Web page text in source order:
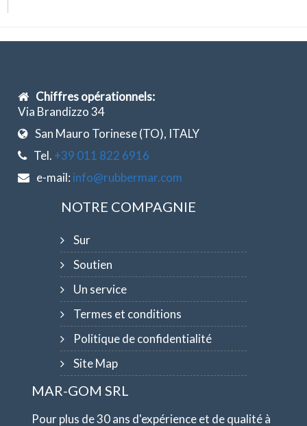
Chiffres opérationnels:
Via Brandizzo 34
San Mauro Torinese (TO), ITALY
Tel. +39 011 822 6916
e-mail: info@rubbermar.com
NOTRE COMPAGNIE
Sur
Soutien
Un service
Termes et conditions
Politique de confidentialité
Site Map
MAR-GOM SRL
Pour plus de 30 ans d'expérience et de qualité à